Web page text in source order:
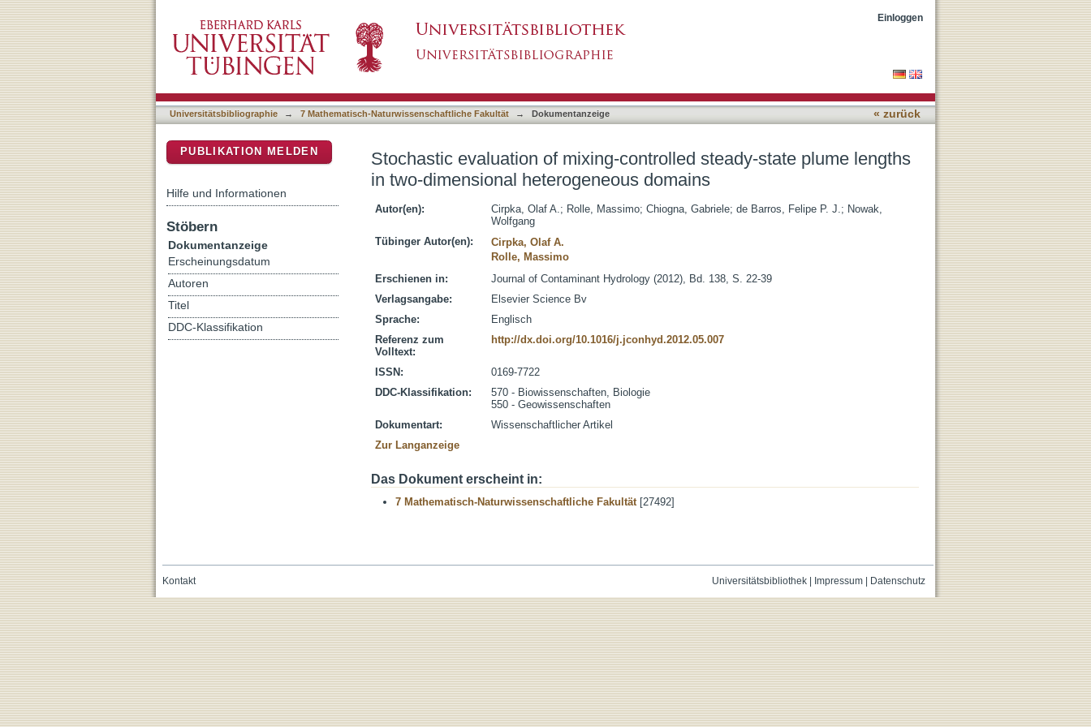
heterogeneous domains
Einloggen
Universitätsbibliographie → 7 Mathematisch-Naturwissenschaftliche Fakultät → Dokumentanzeige « zurück
Stochastic evaluation of mixing-controlled steady-state plume lengths
in two-dimensional heterogeneous domains
Autor(en): Cirpka, Olaf A.; Rolle, Massimo; Chiogna, Gabriele; de Barros, Felipe P. J.; Nowak,
Wolfgang
Tübinger Autor(en):
Cirpka, Olaf A.
Rolle, Massimo
Erschienen in:
Journal of Contaminant Hydrology (2012), Bd. 138, S. 22-39
Verlagsangabe:
Elsevier Science Bv
Sprache:
Englisch
Referenz zum
Volltext:
http://dx.doi.org/10.1016/j.jconhyd.2012.05.007
ISSN:
0169-7722
DDC-Klassifikation:
570 - Biowissenschaften, Biologie
550 - Geowissenschaften
Dokumentart:
Wissenschaftlicher Artikel
Zur Langanzeige
Das Dokument erscheint in:
7 Mathematisch-Naturwissenschaftliche Fakultät[27492]
PUBLIKATION MELDEN
Hilfe und Informationen
Stöbern
Dokumentanzeige
Erscheinungsdatum
Autoren
Titel
DDC-Klassifikation
Universitätsbibliothek| Impressum| Datenschutz
Kontakt